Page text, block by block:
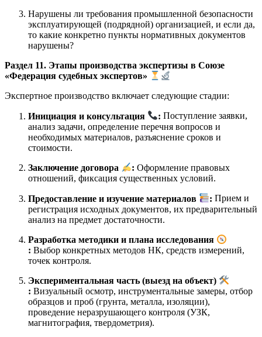
Нарушены ли требования промышленной безопасности
эксплуатирующей (подрядной) организацией, и если да,
то какие конкретно пункты нормативных документов
нарушены?
Раздел 11. Этапы производства экспертизы в Союзе
«Федерация судебных экспертов»
Экспертное производство включает следующие стадии:
Инициация и консультация : Поступление заявки,
анализ задачи, определение перечня вопросов и
необходимых материалов, разъяснение сроков и
стоимости.
Заключение договора : Оформление правовых
отношений, фиксация существенных условий.
Предоставление и изучение материалов : Прием и
регистрация исходных документов, их предварительный
анализ на предмет достаточности.
Разработка методики и плана исследования
: Выбор конкретных методов НК, средств измерений,
точек контроля.
Экспериментальная часть (выезд на объект)
: Визуальный осмотр, инструментальные замеры, отбор
образцов и проб (грунта, металла, изоляции),
проведение неразрушающего контроля (УЗК,
магнитография, твердометрия).